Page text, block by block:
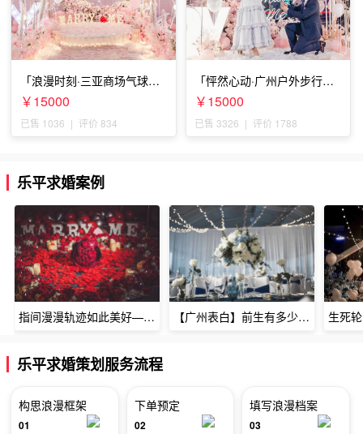
「浪漫时刻·三亚商场气球雨
惊喜求婚」
￥15000
已售 1036 | 评价 834
「怦然心动·广州户外步行街
求婚」
￥15000
已售 3326 | 评价 1788
乐平求婚案例
指间漫漫轨迹如此美好——深圳烈焰玫瑰生日惊喜 【广州表白】前生有多少未尽的缘7张
乐平求婚策划服务流程
构思浪漫框架
01
下单预定
02
填写浪漫档案
03